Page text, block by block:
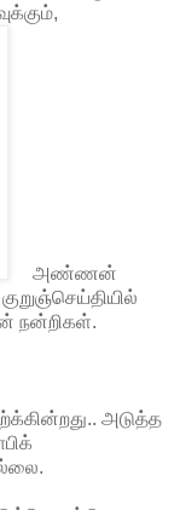
அண்ணன்
நன்றிகள்.
அடுத்த